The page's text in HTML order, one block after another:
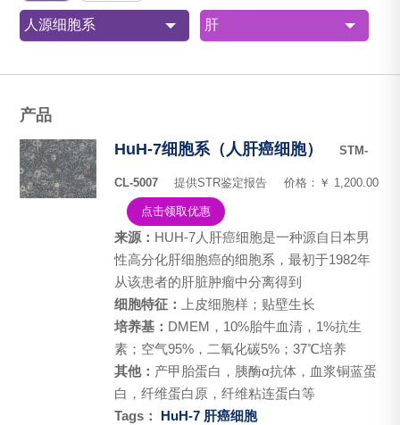
人源细胞系 肝
产品
HuH-7细胞系（人肝癌细胞）
STM-
CL-5007 提供STR鉴定报告 价格：￥ 1,200.00
点击领取优惠
来源： HUH-7人肝癌细胞是一种源自日本男
性高分化肝细胞癌的细胞系，最初于1982年
从该患者的肝脏肿瘤中分离得到
细胞特征：
​上皮细胞样；贴壁生长
培养基： DMEM，10%胎牛血清，1%抗生
素；空气95%，二氧化碳5%；37℃培养
其他： 产甲胎蛋白，胰酶α抗体，血浆铜蓝蛋
白，纤维蛋白原，纤维粘连蛋白等
Tags：
HuH-7 肝癌细胞